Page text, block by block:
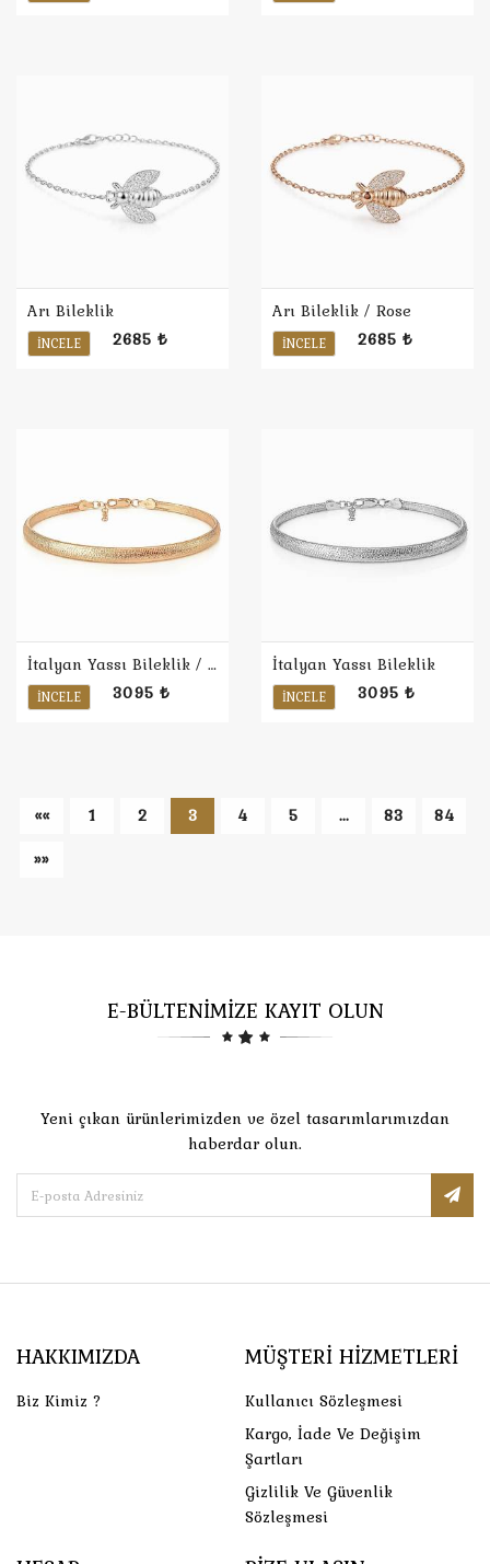
Arı Bileklik
İNCELE 2685 ₺
Arı Bileklik / Rose
İNCELE 2685 ₺
İtalyan Yassı Bileklik / Rose
İNCELE 3095 ₺
İtalyan Yassı Bileklik
İNCELE 3095 ₺
«« 1 2 3 4 5 ... 83
84
»»
E-BÜLTENİMİZE KAYIT OLUN
Yeni çıkan ürünlerimizden ve özel tasarımlarımızdan
haberdar olun.
HAKKIMIZDA
Biz Kimiz ?
MÜŞTERI HIZMETLERI
Kullanıcı Sözleşmesi
Kargo, İade Ve Değişim
Şartları
Gizlilik Ve Güvenlik
Sözleşmesi